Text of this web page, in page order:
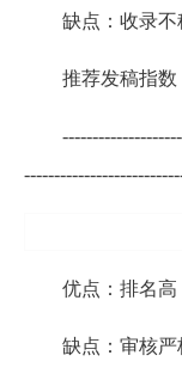
缺点：收录不
推荐发稿指数
优点：排名高
缺点：审核严